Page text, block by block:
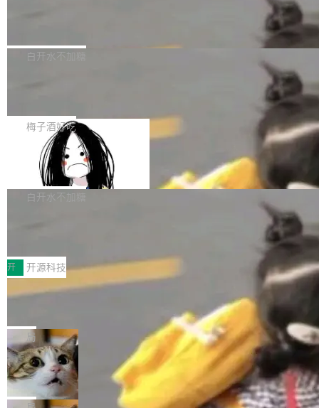
获配9...
题，该问题可能导致在旧版 Linux 内核...
P）！这一里程碑不仅标志着 Fluss 迈入新的发
长期停止内容更新，未能实现其作为“AI版维基百
提交的编辑请求也长期处于待处理状态。 Groki
pedia 于去年底上线，定位为由人工智能生成内
容的百科平台，被马斯克视为传统众包百科网站
维基百科的替代方案。Lawfare 调查发现，无论
热门页面还是低关注度页面，均未出现近期更
白开水不加糖
是这样的：配 MessageSource 的 Bean、写 R
eloadableResourceBundleMessageSource、
声明 LocaleResolver、注册 LocaleChangeInt
erceptor…五六步之后才能看到第一行翻译文
本。 Solon 换了个方式。整个 i18n 模块围绕三
梅子酒好吃
Apache Doris 4.1 全面增强 Iceberg：
支持 UPDATE、MERGE INTO 与 Iceb
erg V3
Apache Doris 4.1 要补齐的，正是缺失的那一
半。在已有查询能力的基础上，Doris 进一步支
常维护操作，并完整支持 Iceberg V3 格式。
白开水不加糖
村国家自主创新示范区会议中心开幕。本届大会
由中关村智联软件服务业质量创新联盟主办，以
“智构可信·质创未来——AI原生时代的质量新范
式”为主题，直面AI从实验室走向规模化产业落地
的核心质量命题。会上，《2026智能研发生产力
工具选型手册》发布，Testin云测的Testin XAge
nt智能测试系统入选AI测试领域代表产品。对CI
O而言，这提示了一个转变：AI测试正在从效率
工具升级为企业的质量基础设施。 CIO面对的新
开 开源科技
让非法状态不可表示：一篇关于 ADT
有一种东西，一旦用过就回不去了。Alex Fedos
eev 管它叫"软件设计的基石"。 他说的东西不新
鲜——代数数据类型（ADT），尤其是和类型
（sum type）。但他说清楚了一件事：这不是类
型系统的学术体操，是日常编码的思维方式。 文
章从一个简单的例子切入。一个网站的深色主题
局
Cloudflare 开源内部企业 AI 平台 Clou
dflare OS
Cloudflare 发布了一个开源项目 Cloudflare O
S。如果你只看官方博客，你会觉得这是又一